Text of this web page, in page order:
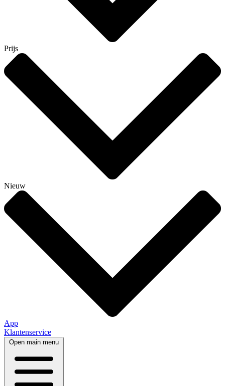
Prijs
Nieuw
App
Klantenservice
Open main menu